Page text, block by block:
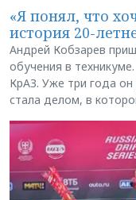
«Я понял, что
история 20-
Андрей Кобзарев
обучения в
КрАЗ. Уже три года
стала делом, в